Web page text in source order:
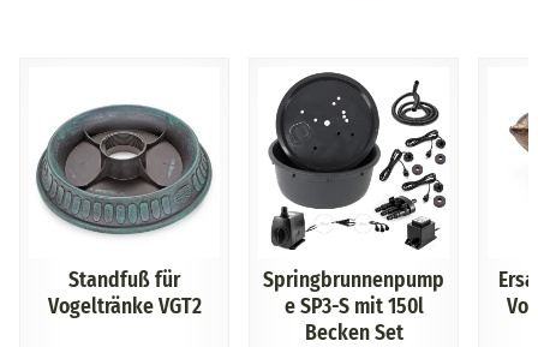
Standfuß für
Vogeltränke VGT2
Springbrunnenpump
e SP3-S mit 150l
Becken Set